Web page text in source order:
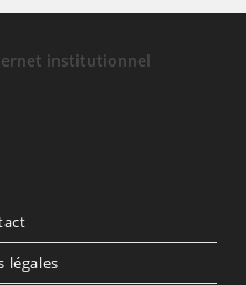
institutionnel
légales